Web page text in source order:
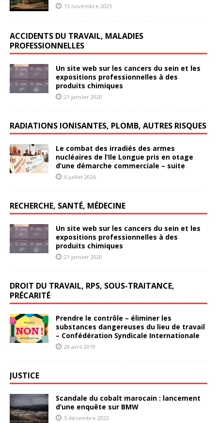
13 novembre 2023
ACCIDENTS DU TRAVAIL, MALADIES
PROFESSIONNELLES
Un site web sur les cancers du sein et les
expositions professionnelles à des
produits chimiques
21 janvier 2020
RADIATIONS IONISANTES, PLOMB, AUTRES RISQUES
Le combat des irradiés des armes
nucléaires de l’Ile Longue pris en otage
d’une démarche commerciale – suite
6 juillet 2026
RECHERCHE, SANTÉ, MÉDECINE
Un site web sur les cancers du sein et les
expositions professionnelles à des
produits chimiques
21 janvier 2020
DROIT DU TRAVAIL, RPS, SOUS-TRAITANCE,
PRÉCARITÉ
Prendre le contrôle – éliminer les
substances dangereuses du lieu de travail
– Confédération Syndicale Internationale
28 avril 2019
JUSTICE
Scandale du cobalt marocain : lancement
d’une enquête sur BMW
5 décembre 2023